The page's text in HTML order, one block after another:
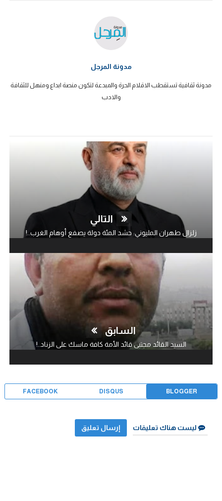
مدونة المرجل
مدونة ثقافية تستقطب الاقلام الحرة والمبدعة لتكون منصة ابداع ومنهل للثقافة
والادب
التالي
زلزال طهران المليوني: حشد المئة دولة يصفع أوهام الغرب..!
السابق
السيد القائد مجتبى قائد الأمة كافة ماسك على الزناد..!
BLOGGER
DISQUS
FACEBOOK
ليست هناك تعليقات إرسال تعليق